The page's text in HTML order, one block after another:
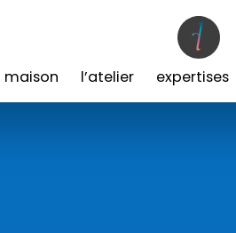
maison l’atelier expertises